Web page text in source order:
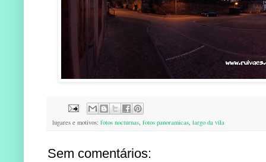
lugares e motivos: fotos nocturnas, fotos panoramicas, largo da vila
Sem comentários: